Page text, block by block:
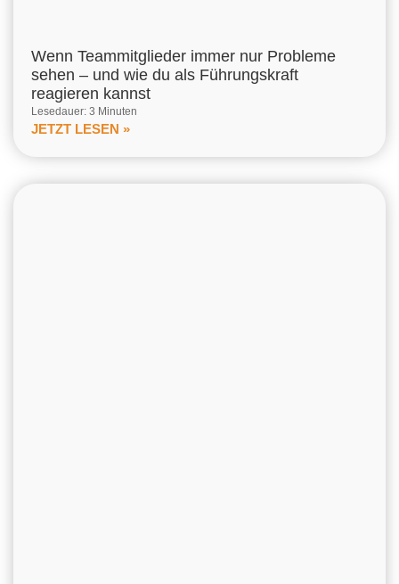
Wenn Teammitglieder immer nur Probleme
sehen – und wie du als Führungskraft
reagieren kannst
Lesedauer: 3 Minuten
JETZT LESEN »